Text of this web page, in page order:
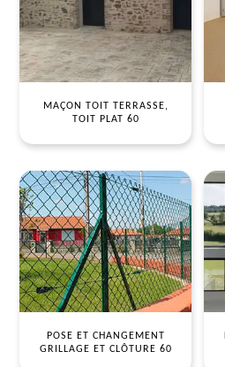
MAÇON TOIT TERRASSE,
TOIT PLAT 60
POSE ET CHANGEMENT
GRILLAGE ET CLÔTURE 60